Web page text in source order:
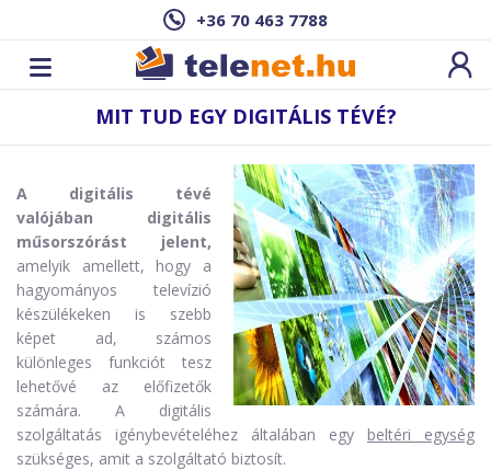
+36 70 463 7788
MIT TUD EGY DIGITÁLIS TÉVÉ?
A digitális tévé
valójában digitális
műsorszórást jelent,
amelyik amellett, hogy a
hagyományos televízió
készülékeken is szebb
képet ad, számos
különleges funkciót tesz
lehetővé az előfizetők
számára. A digitális
szolgáltatás igénybevételéhez általában egy beltéri egység
szükséges, amit a szolgáltató biztosít.